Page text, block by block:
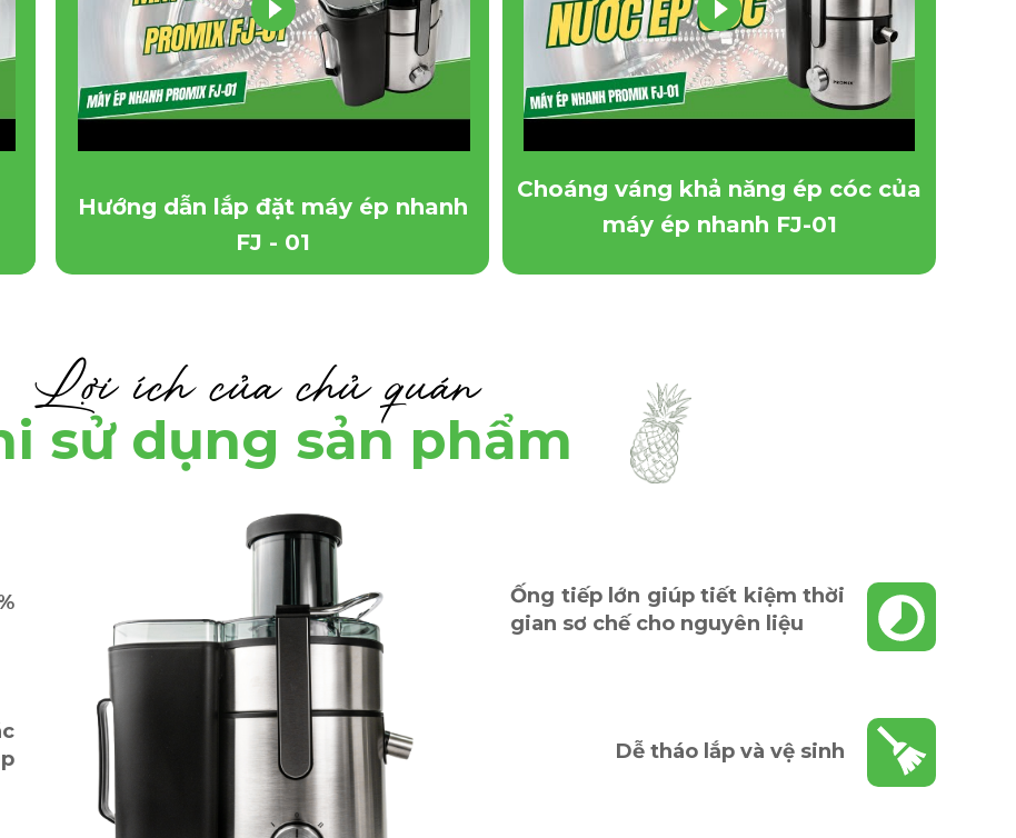
PROMIX FJ-01 vs BRAUN
Choáng váng khả năng ép cóc của
máy ép nhanh FJ-01
Hướng dẫn lắp đặt máy ép nhanh
FJ - 01
Lợi ích của chủ quán
sử dụng sản phẩm
Ống tiếp lớn giúp tiết kiệm thời
gian sơ chế cho nguyên liệu
Dễ tháo lắp và vệ sinh